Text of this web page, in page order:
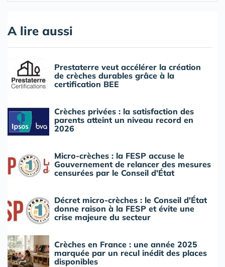
A lire aussi
Prestaterre veut accélérer la création
de crèches durables grâce à la
certification BEE
Crèches privées : la satisfaction des
parents atteint un niveau record en
2026
Micro-crèches : la FESP accuse le
Gouvernement de relancer des mesures
censurées par le Conseil d'État
Décret micro-crèches : le Conseil d'État
donne raison à la FESP et évite une
crise majeure du secteur
Crèches en France : une année 2025
marquée par un recul inédit des places
disponibles